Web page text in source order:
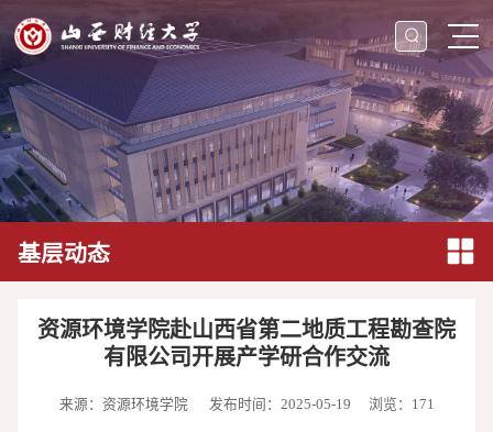
基层动态
资源环境学院赴山西省第二地质工程勘查院
有限公司开展产学研合作交流
来源：资源环境学院 发布时间：2025-05-19 浏览： 171